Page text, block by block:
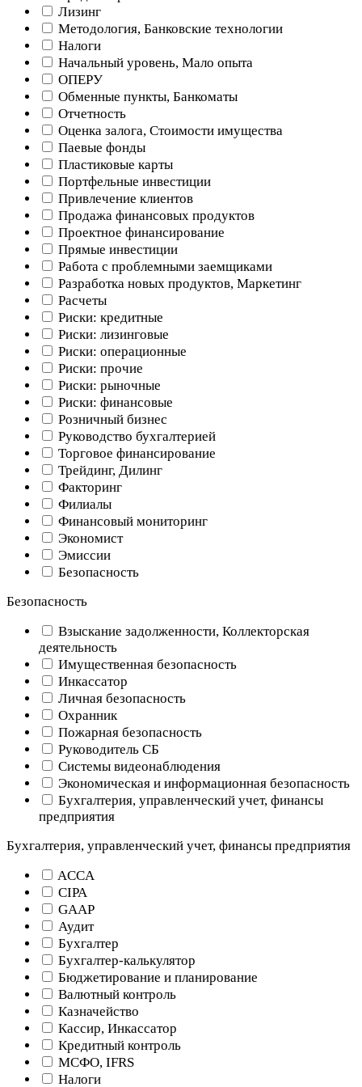
Лизинг
Методология, Банковские технологии
Налоги
Начальный уровень, Мало опыта
ОПЕРУ
Обменные пункты, Банкоматы
Отчетность
Оценка залога, Стоимости имущества
Паевые фонды
Пластиковые карты
Портфельные инвестиции
Привлечение клиентов
Продажа финансовых продуктов
Проектное финансирование
Прямые инвестиции
Работа с проблемными заемщиками
Разработка новых продуктов, Маркетинг
Расчеты
Риски: кредитные
Риски: лизинговые
Риски: операционные
Риски: прочие
Риски: рыночные
Риски: финансовые
Розничный бизнес
Руководство бухгалтерией
Торговое финансирование
Трейдинг, Дилинг
Факторинг
Филиалы
Финансовый мониторинг
Экономист
Эмиссии
Безопасность
Безопасность
Взыскание задолженности, Коллекторская
деятельность
Имущественная безопасность
Инкассатор
Личная безопасность
Охранник
Пожарная безопасность
Руководитель СБ
Системы видеонаблюдения
Экономическая и информационная безопасность
Бухгалтерия, управленческий учет, финансы
предприятия
Бухгалтерия, управленческий учет, финансы предприятия
ACCA
CIPA
GAAP
Аудит
Бухгалтер
Бухгалтер-калькулятор
Бюджетирование и планирование
Валютный контроль
Казначейство
Кассир, Инкассатор
Кредитный контроль
МСФО, IFRS
Налоги